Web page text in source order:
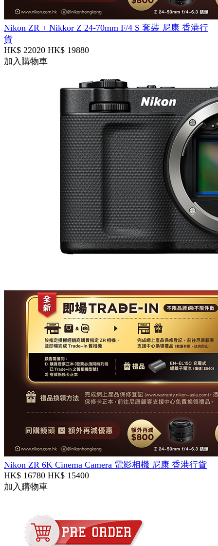
Nikon ZR + Nikkor Z 24-70mm F/4 S 套裝 尼康 香港行
貨
HK$ 22020 HK$ 19880
加入購物車
Nikon ZR 6K Cinema Camera 電影相機 尼康 香港行貨
HK$ 16780 HK$ 15400
加入購物車